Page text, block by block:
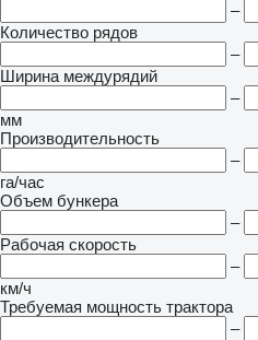
–
Количество рядов
–
Ширина междурядий
–
мм
Производительность
–
га/час
Объем бункера
–
Рабочая скорость
–
км/ч
Требуемая мощность трактора
–